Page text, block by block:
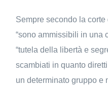
Sempre secondo la
“sono ammissibili in una
“tutela della libertà e
scambiati in quanto
un determinato gruppo e